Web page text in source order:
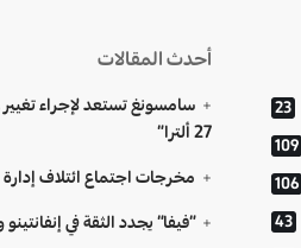
23
109
106
43
أحدث المقالات
سامسونغ تستعد لإجراء
27 ألترا”
مخرجات اجتماع ائتلاف
“فيفا” يجدد الثقة في